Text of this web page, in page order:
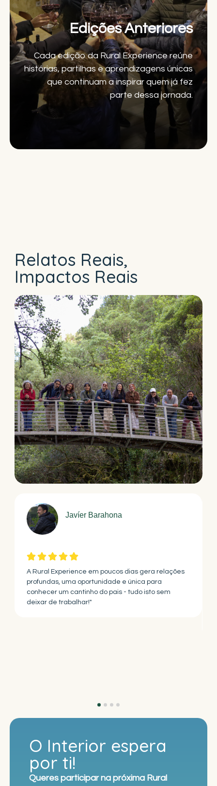
Edições Anteriores
Cada edição da Rural Experience reúne
histórias, partilhas e aprendizagens únicas
que continuam a inspirar quem já fez
parte dessa jornada.
Relatos Reais,
Impactos Reais
Javíer Barahona
A Rural Experience em poucos dias gera relações
profundas, uma oportunidade e única para
conhecer um cantinho do pais - tudo isto sem
deixar de trabalhar!"
O Interior espera
por ti!
Queres participar na próxima Rural